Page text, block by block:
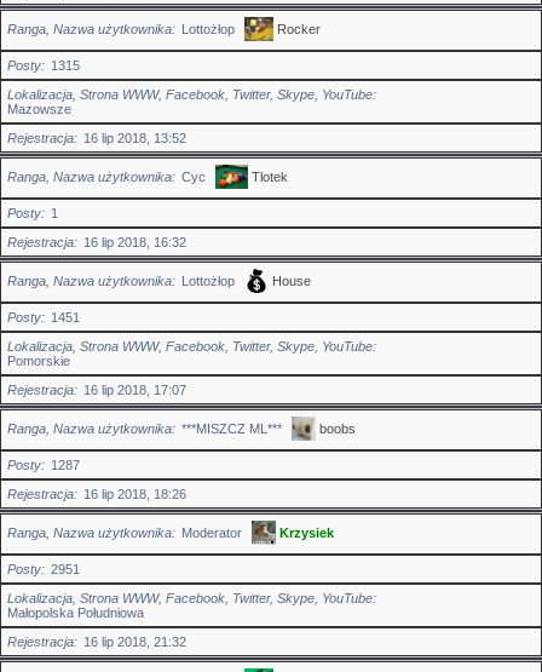
Ranga, Nazwa użytkownika Lottożłop Rocker
Posty
1315
Lokalizacja, Strona WWW, Facebook, Twitter, Skype, YouTube
Mazowsze
Rejestracja
16 lip 2018, 13:52
Ranga, Nazwa użytkownika Cyc Tlotek
Posty
1
Rejestracja
16 lip 2018, 16:32
Ranga, Nazwa użytkownika Lottożłop House
Posty
1451
Lokalizacja, Strona WWW, Facebook, Twitter, Skype, YouTube
Pomorskie
Rejestracja
16 lip 2018, 17:07
Ranga, Nazwa użytkownika ***MISZCZ ML*** boobs
Posty
1287
Rejestracja
16 lip 2018, 18:26
Ranga, Nazwa użytkownika Moderator Krzysiek
Posty
2951
Lokalizacja, Strona WWW, Facebook, Twitter, Skype, YouTube
Małopolska Południowa
Rejestracja
16 lip 2018, 21:32